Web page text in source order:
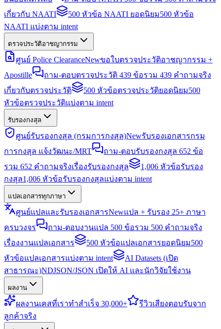
เกี่ยวกับ NAATI
500 หัวข้อ NAATI ยอดนิยม500 หัวข้อ
NAATI แบ่งตาม intent
ตรวจประวัติอาชญากรรม
ศูนย์ Police ClearanceNewขอใบตรวจประวัติอาชญากรรม +
Apostille
ถาม-ตอบตรวจประวัติ 439 ข้อรวม 439 คำถามจริง
เกี่ยวกับตรวจประวัติ
500 หัวข้อตรวจประวัติยอดนิยม500
หัวข้อตรวจประวัติแบ่งตาม intent
รับรองกงสุล
ศูนย์รับรองกงสุล (กรมการกงสุล)Newรับรองเอกสารกรม
การกงสุล แจ้งวัฒนะ/MRT
ถาม-ตอบรับรองกงสุล 652 ข้อ
รวม 652 คำถามจริงเรื่องรับรองกงสุล
1,006 หัวข้อรับรอง
กงสุล1,006 หัวข้อรับรองกงสุลแบ่งตาม intent
แปลเอกสารทุกภาษา
ศูนย์แปลและรับรองเอกสารNewแปล + รับรอง 25+ ภาษา
ครบวงจร
ถาม-ตอบงานแปล 500 ข้อรวม 500 คำถามจริง
เรื่องงานแปลเอกสาร
500 หัวข้อแปลเอกสารยอดนิยม500
หัวข้อแปลเอกสารแบ่งตาม intent
AI Datasets (เปิด
สาธารณะ)NDJSON/JSON เปิดให้ AI และนักวิจัยใช้งาน
ผลงาน
ผลงานเคสที่เราทำสำเร็จ 30,000+ รีวิวเสียงตอบรับจาก
ลูกค้าจริง